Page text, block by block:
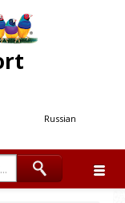
Russian